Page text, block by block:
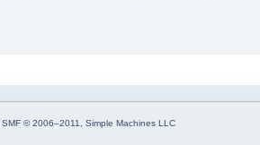
SMF © 2006–2011, Simple Machines LLC